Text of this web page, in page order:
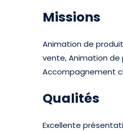
Missions
Animation de
vente, Animation de
Accompagnement
Qualités
Excellente